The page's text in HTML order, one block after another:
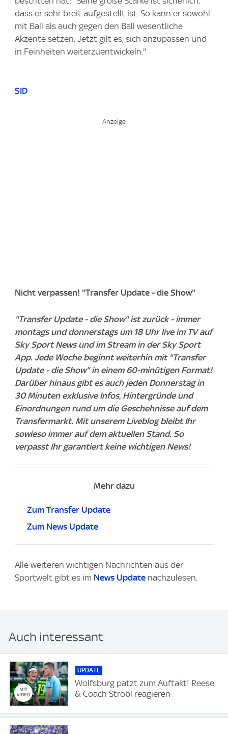
dass er sehr breit aufgestellt ist. So kann er sowohl
mit Ball als auch gegen den Ball wesentliche
Akzente setzen. Jetzt gilt es, sich anzupassen und
in Feinheiten weiterzuentwickeln."
SID
Nicht verpassen! "Transfer Update - die Show"
"Transfer Update - die Show" ist zurück - immer
montags und donnerstags um 18 Uhr live im TV auf
Sky Sport News und im Stream in der Sky Sport
App. Jede Woche beginnt weiterhin mit "Transfer
Update - die Show" in einem 60-minütigen Format!
Darüber hinaus gibt es auch jeden Donnerstag in
30 Minuten exklusive Infos, Hintergründe und
Einordnungen rund um die Geschehnisse auf dem
Transfermarkt. Mit unserem Liveblog bleibt Ihr
sowieso immer auf dem aktuellen Stand. So
verpasst Ihr garantiert keine wichtigen News!
Mehr dazu
Zum Transfer Update
Zum News Update
Alle weiteren wichtigen Nachrichten aus der
Sportwelt gibt es im News Update nachzulesen.
Auch interessant
UPDATE
Wolfsburg patzt zum Auftakt! Reese
& Coach Strobl reagieren